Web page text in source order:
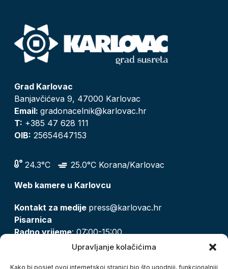
Upravljanje kolačićima
Kako bi posjet ovoj internetskoj stranici bio što ugodniji, funkcionalniji
Grad Karlovac
Banjavčićeva 9, 47000 Karlovac
Email: gradonacelnik@karlovac.hr
T: +385 47 628 111
OIB: 25654647153
24.3°C
25.0°C Korana/Karlovac
Web kamere u Karlovcu
Kontakt za medije press@karlovac.hr
Pisarnica
Radno vrijeme: 07:00-15:00
pisarnica@karlovac.hr